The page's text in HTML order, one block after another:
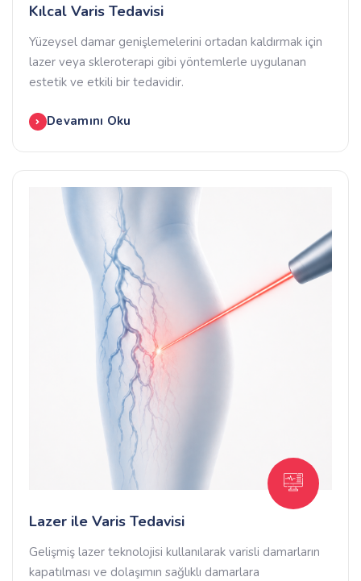
Kılcal Varis Tedavisi
Yüzeysel damar genişlemelerini ortadan kaldırmak için
lazer veya skleroterapi gibi yöntemlerle uygulanan
estetik ve etkili bir tedavidir.
Devamını Oku
Lazer ile Varis Tedavisi
Gelişmiş lazer teknolojisi kullanılarak varisli damarların
kapatılması ve dolaşımın sağlıklı damarlara